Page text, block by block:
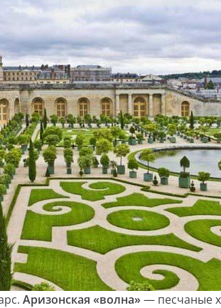
Аризонская «волна»— песчаные